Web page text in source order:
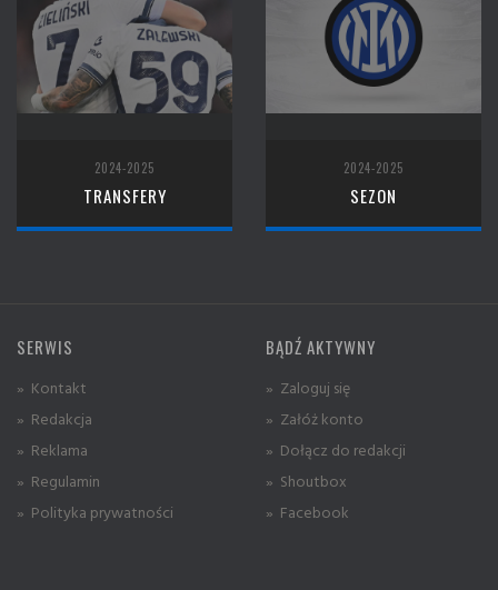
2024-2025
TRANSFERY
2024-2025
SEZON
SERWIS
» Kontakt
» Redakcja
» Reklama
» Regulamin
» Polityka prywatności
BĄDŹ AKTYWNY
» Zaloguj się
» Załóż konto
» Dołącz do redakcji
» Shoutbox
» Facebook